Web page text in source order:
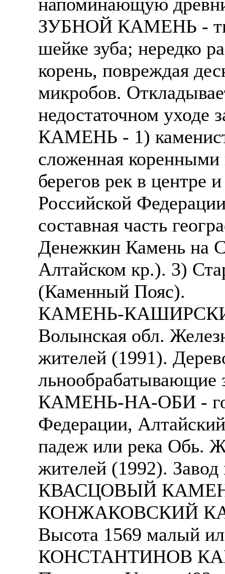
Также смотрите
отправке в другие
А также
рабочий,
стикеровщик.
# работа за границей
# работа за рубежом
# трудоустройство за
# трудоустройство за
В таких банках, как
Промсвязьбанк,
А также в компаниях:
СДЭК, ПЭК и т.д.
В направлениях: без
ЗУБНОЙ КАМЕНЬ -
шейке зуба; нередко
корень, повреждая
микробов.
недостаточном уходе
КАМЕНЬ - 1)
сложенная
берегов рек в центре
Российской
составная часть
Денежкин Камень на
Алтайском кр.). 3)
(Каменный Пояс).
КАМЕНЬ-КАШИРСКИЙ
Волынская обл.
жителей (1991).
льнообрабатывающие
КАМЕНЬ-НА-ОБИ -
Федерации,
падеж или река Обь.
жителей (1992).
КВАСЦОВЫЙ КАМЕНЬ
КОНЖАКОВСКИЙ
Высота 1569 малый
КОНСТАНТИНОВ